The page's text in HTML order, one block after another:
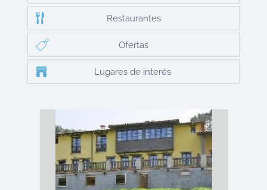
Restaurantes
Ofertas
Lugares de interés